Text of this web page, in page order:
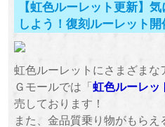
【虹色ルーレット更新】
しよう！復刻ルーレット開
虹色ルーレットにさまざまな
Ｇモールでは「虹色ルーレッ
売しております！
また、金品質乗り物がもらえ